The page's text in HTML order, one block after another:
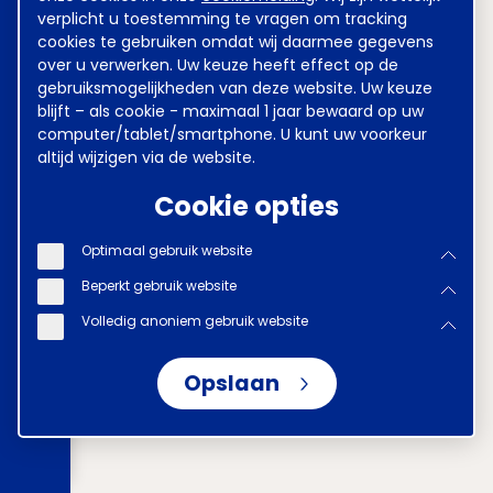
verplicht u toestemming te vragen om tracking
cookies te gebruiken omdat wij daarmee gegevens
over u verwerken. Uw keuze heeft effect op de
gebruiksmogelijkheden van deze website. Uw keuze
blijft – als cookie - maximaal 1 jaar bewaard op uw
computer/tablet/smartphone. U kunt uw voorkeur
altijd wijzigen via de website.
Cookie opties
Optimaal gebruik website
Beperkt gebruik website
Volledig anoniem gebruik website
Opslaan